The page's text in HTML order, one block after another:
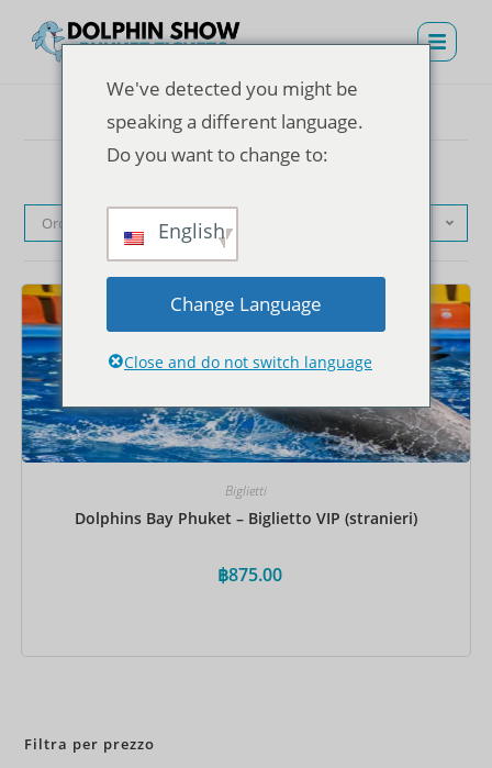
Ordinamento predefinito
Biglietti
Dolphins Bay Phuket – Biglietto VIP (stranieri)
฿875.00
Filtra per prezzo
We've detected you might be
speaking a different language.
Do you want to change to:
English
Change Language
Close and do not switch language